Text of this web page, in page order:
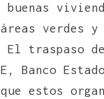
verdes y
traspaso
Banco
estos